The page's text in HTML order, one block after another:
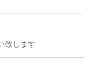
致します